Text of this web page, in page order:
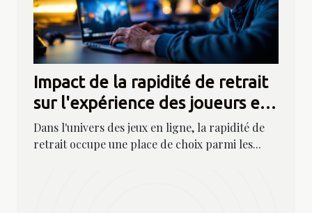
Impact de la rapidité de retrait
sur l'expérience des joueurs en
ligne
Dans l'univers des jeux en ligne, la rapidité de
retrait occupe une place de choix parmi les...